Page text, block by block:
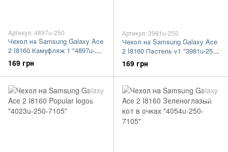
Артикул: 4897u-250
Чехол на Samsung Galaxy Ace
2 I8160 Камуфляж 1 "4897u-
250-7105"
169 грн
Артикул: 3981u-250
Чехол на Samsung Galaxy Ace
2 I8160 Пастель v1 "3981u-250-
7105"
169 грн